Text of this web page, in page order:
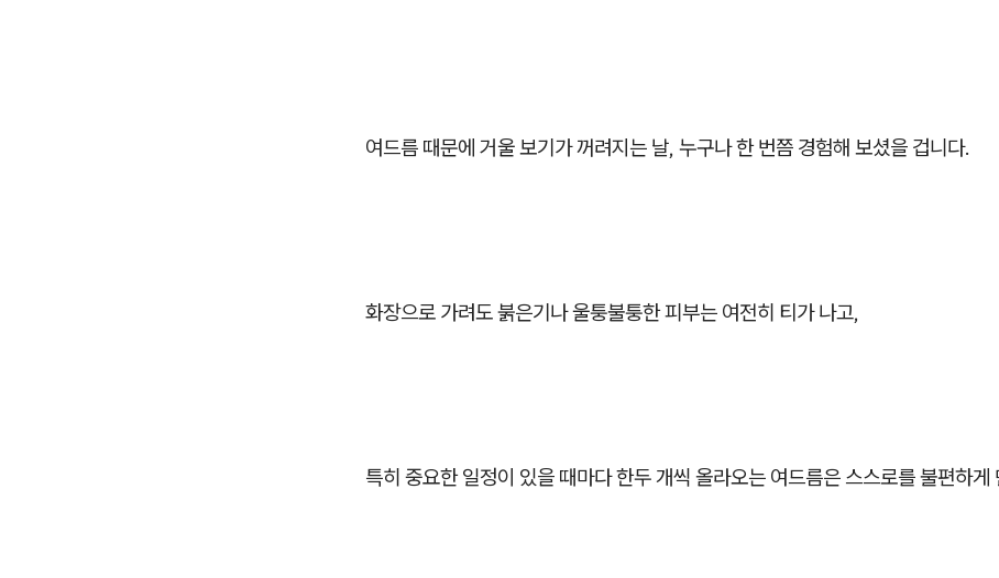
여드름 때문에 거울 보기가 꺼려지는 날, 누구나 한 번쯤 경험해 보셨을 겁니다.
화장으로 가려도 붉은기나 울퉁불퉁한 피부는 여전히 티가 나고,
특히 중요한 일정이 있을 때마다 한두 개씩 올라오는 여드름은 스스로를 불편하게